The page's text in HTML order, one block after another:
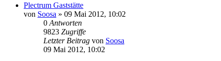
Plectrum Gaststätte
von Soosa » 09 Mai 2012, 10:02
0 Antworten
9823 Zugriffe
Letzter Beitrag von Soosa
09 Mai 2012, 10:02